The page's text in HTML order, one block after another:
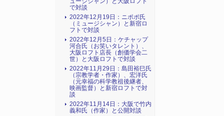
で対談
2022年12月19日：ニポポ氏
（ミュージシャン）と新宿ロ
フトで対談
2022年12月5日：ケチャップ
河合氏（お笑いタレント）、
大阪ロフト店長（創価学会二
世）と大阪ロフトで対談
2022年11月29日：島田裕巳氏
（宗教学者・作家）、宏洋氏
（元幸福の科学教祖後継者、
映画監督）と新宿ロフトで対
談
2022年11月14日：大阪で竹内
義和氏（作家）と公開対談